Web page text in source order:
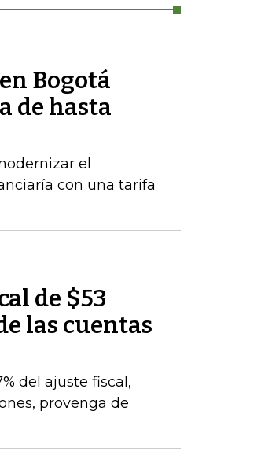
Bogotá
de hasta
el
con una tarifa
de $53
las cuentas
del ajuste fiscal,
provenga de